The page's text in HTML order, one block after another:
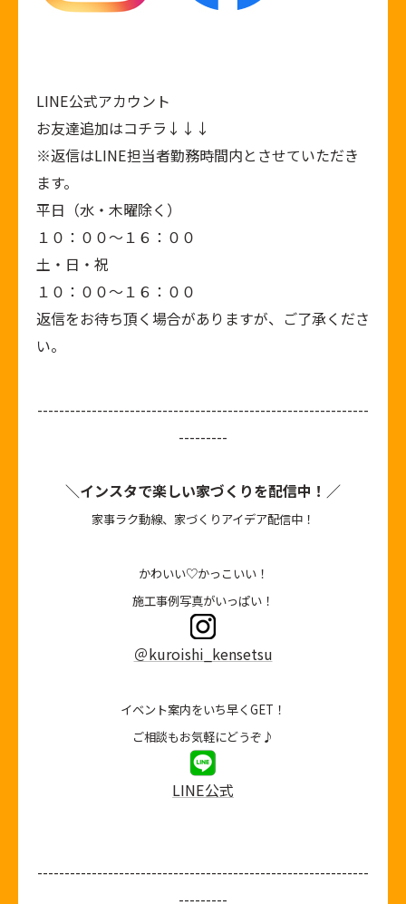
LINE公式アカウント
お友達追加はコチラ↓↓↓
※返信はLINE担当者勤務時間内とさせていただき
ます。
平日（水・木曜除く）
１０：００～１６：００
土・日・祝
１０：００～１６：００
返信をお待ち頂く場合がありますが、ご了承くださ
い。
-------------------------------------------------------------
---------
＼インスタで楽しい家づくりを配信中！／
家事ラク動線、家づくりアイデア配信中！
かわいい♡かっこいい！
施工事例写真がいっぱい！
＠kuroishi_kensetsu
イベント案内をいち早くGET！
ご相談もお気軽にどうぞ♪
LINE公式
-------------------------------------------------------------
---------